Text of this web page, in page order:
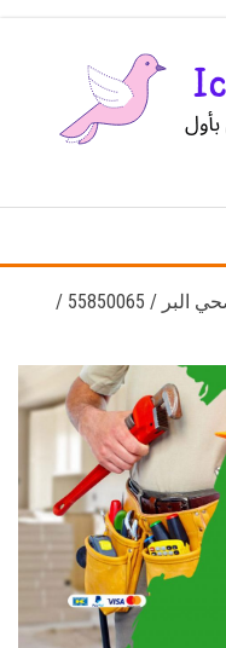
فني سباك صحي البر / 55850065 /